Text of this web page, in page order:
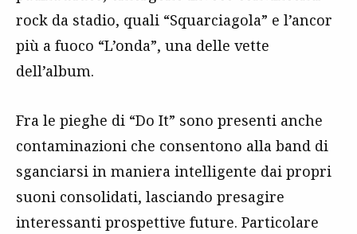
rock da stadio, quali “Squarciagola” e l’ancor
più a fuoco “L’onda”, una delle vette
dell’album.
Fra le pieghe di “Do It” sono presenti anche
contaminazioni che consentono alla band di
sganciarsi in maniera intelligente dai propri
suoni consolidati, lasciando presagire
interessanti prospettive future. Particolare